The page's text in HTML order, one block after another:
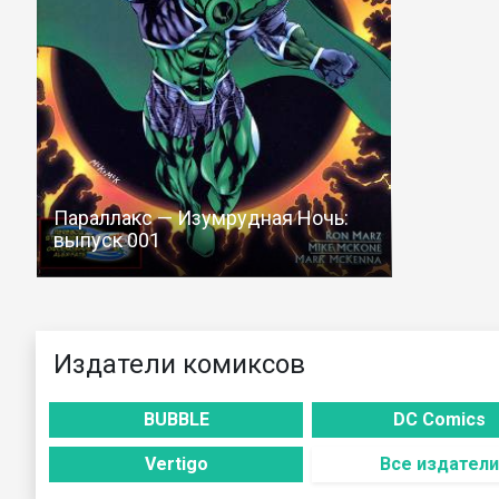
Параллакс — Изумрудная Ночь:
выпуск 001
Издатели комиксов
BUBBLE DC Comics
Vertigo Все издатели